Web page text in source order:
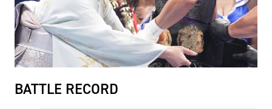
BATTLE RECORD